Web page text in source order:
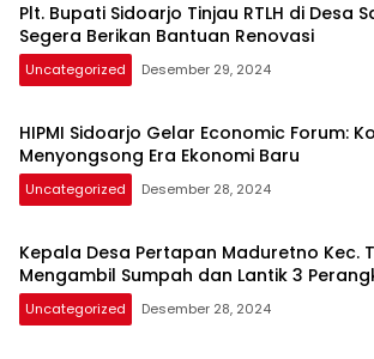
Plt. Bupati Sidoarjo Tinjau RTLH di Desa
Segera Berikan Bantuan Renovasi
Uncategorized Desember 29, 2024
HIPMI Sidoarjo Gelar Economic Forum:
Menyongsong Era Ekonomi Baru
Uncategorized Desember 28, 2024
Kepala Desa Pertapan Maduretno Kec.
Mengambil Sumpah dan Lantik 3
Uncategorized Desember 28, 2024